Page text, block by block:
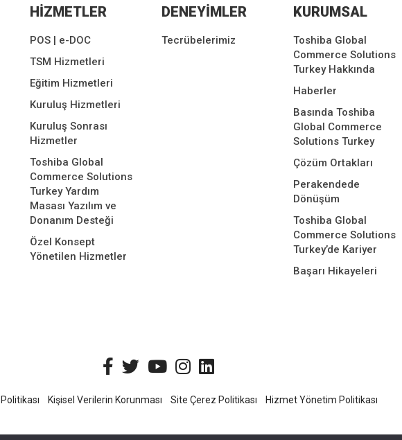
HİZMETLER
POS | e-DOC
TSM Hizmetleri
Eğitim Hizmetleri
Kuruluş Hizmetleri
Kuruluş Sonrası
Hizmetler
Toshiba Global
Commerce Solutions
Turkey Yardım
Masası Yazılım ve
Donanım Desteği
Özel Konsept
Yönetilen Hizmetler
DENEYİMLER
Tecrübelerimiz
KURUMSAL
Toshiba Global
Commerce Solutions
Turkey Hakkında
Haberler
Basında Toshiba
Global Commerce
Solutions Turkey
Çözüm Ortakları
Perakendede
Dönüşüm
Toshiba Global
Commerce Solutions
Turkey’de Kariyer
Başarı Hikayeleri
Kişisel Verilerin Korunması Site Çerez Politikası Hizmet Yönetim Politikası